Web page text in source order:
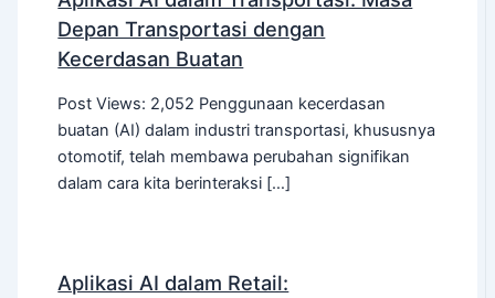
Depan Transportasi dengan
Kecerdasan Buatan
Post Views: 2,052 Penggunaan kecerdasan
buatan (AI) dalam industri transportasi, khususnya
otomotif, telah membawa perubahan signifikan
dalam cara kita berinteraksi […]
Aplikasi AI dalam Retail: